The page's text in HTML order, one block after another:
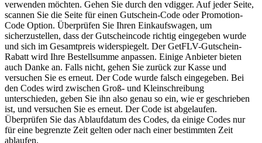
verwenden möchten. Gehen Sie durch den vdigger. Auf jeder Seite,
scannen Sie die Seite für einen Gutschein-Code oder Promotion-
Code Option. Überprüfen Sie Ihren Einkaufswagen, um
sicherzustellen, dass der Gutscheincode richtig eingegeben wurde
und sich im Gesamtpreis widerspiegelt. Der GetFLV-Gutschein-
Rabatt wird Ihre Bestellsumme anpassen. Einige Anbieter bieten
auch Danke an. Falls nicht, gehen Sie zurück zur Kasse und
versuchen Sie es erneut. Der Code wurde falsch eingegeben. Bei
den Codes wird zwischen Groß- und Kleinschreibung
unterschieden, geben Sie ihn also genau so ein, wie er geschrieben
ist, und versuchen Sie es erneut. Der Code ist abgelaufen.
Überprüfen Sie das Ablaufdatum des Codes, da einige Codes nur
für eine begrenzte Zeit gelten oder nach einer bestimmten Zeit
ablaufen.